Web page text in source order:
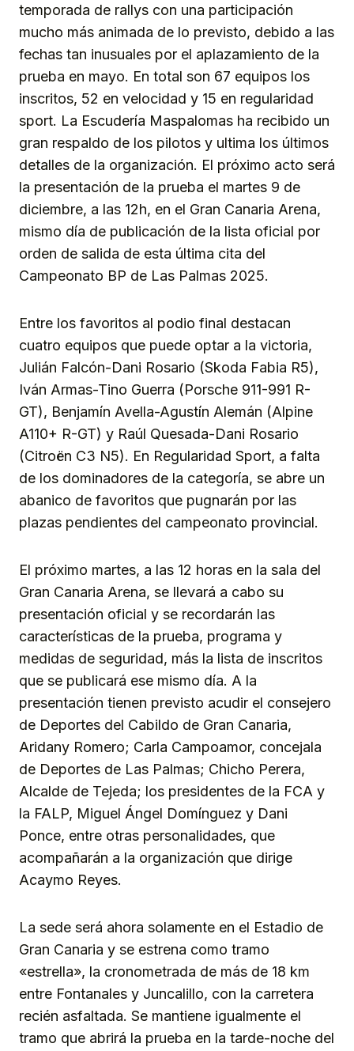
temporada de rallys con una participación
mucho más animada de lo previsto, debido a las
fechas tan inusuales por el aplazamiento de la
prueba en mayo. En total son 67 equipos los
inscritos, 52 en velocidad y 15 en regularidad
sport. La Escudería Maspalomas ha recibido un
gran respaldo de los pilotos y ultima los últimos
detalles de la organización. El próximo acto será
la presentación de la prueba el martes 9 de
diciembre, a las 12h, en el Gran Canaria Arena,
mismo día de publicación de la lista oficial por
orden de salida de esta última cita del
Campeonato BP de Las Palmas 2025.
Entre los favoritos al podio final destacan
cuatro equipos que puede optar a la victoria,
Julián Falcón-Dani Rosario (Skoda Fabia R5),
Iván Armas-Tino Guerra (Porsche 911-991 R-
GT), Benjamín Avella-Agustín Alemán (Alpine
A110+ R-GT) y Raúl Quesada-Dani Rosario
(Citroën C3 N5). En Regularidad Sport, a falta
de los dominadores de la categoría, se abre un
abanico de favoritos que pugnarán por las
plazas pendientes del campeonato provincial.
El próximo martes, a las 12 horas en la sala del
Gran Canaria Arena, se llevará a cabo su
presentación oficial y se recordarán las
características de la prueba, programa y
medidas de seguridad, más la lista de inscritos
que se publicará ese mismo día. A la
presentación tienen previsto acudir el consejero
de Deportes del Cabildo de Gran Canaria,
Aridany Romero; Carla Campoamor, concejala
de Deportes de Las Palmas; Chicho Perera,
Alcalde de Tejeda; los presidentes de la FCA y
la FALP, Miguel Ángel Domínguez y Dani
Ponce, entre otras personalidades, que
acompañarán a la organización que dirige
Acaymo Reyes.
La sede será ahora solamente en el Estadio de
Gran Canaria y se estrena como tramo
«estrella», la cronometrada de más de 18 km
entre Fontanales y Juncalillo, con la carretera
recién asfaltada. Se mantiene igualmente el
tramo que abrirá la prueba en la tarde-noche del